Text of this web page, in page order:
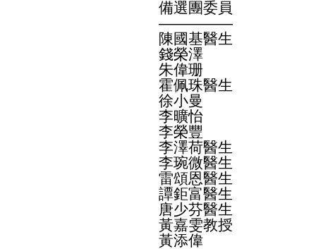
備選團委員
—————
陳國基醫生
錢榮澤
朱偉珊
霍佩珠醫生
徐小曼
李曠怡
李榮豐
李澤荷醫生
李琬微醫生
雷頌恩醫生
譚鉅富醫生
唐少芬醫生
黃嘉雯教授
黃添偉